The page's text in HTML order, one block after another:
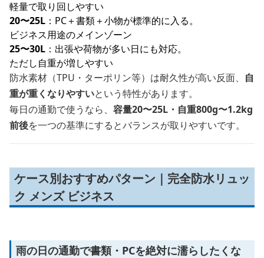
軽量で取り回しやすい
20〜25L ：PC＋書類＋小物が標準的に入る。
ビジネス用途のメインゾーン
25〜30L ：出張や荷物が多い日にも対応。
ただし自重が増しやすい
防水素材（TPU・ターポリン等）は耐久性が高い反面、 自
重が重くなりやすいという特性があります。
毎日の通勤で使うなら、 容量20〜25L・自重800g〜1.2kg
前後を一つの基準にするとバランスが取りやすいです。
ケース別おすすめパターン｜完全防水リュッ
ク メンズ ビジネス
雨の日の通勤で書類・PCを絶対に濡らしたくな